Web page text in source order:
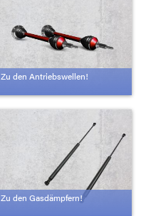
Zu den Antriebswellen!
Zu den Gasdämpfern!